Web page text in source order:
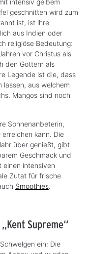
geschnitten wird zum
ist, ist ihre
aus Indien oder
religiöse Bedeutung:
vor Christus als
den Göttern als
Legende ist die, dass
lassen, aus welchem
Mangos sind noch
Sonnenanbeterin,
kann. Die
über genießt, gibt
Geschmack und
einen intensiven
Zutat für frische
Smoothies.
Supreme“
ein: Die